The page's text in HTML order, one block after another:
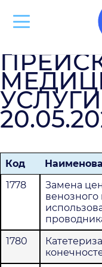
Код
1778
Замена
венозного
1780